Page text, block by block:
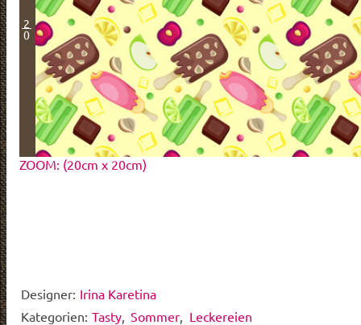
2
0
ZOOM: (20cm x 20cm)
Designer: Irina Karetina
Kategorien: Tasty Sommer
Leckereien